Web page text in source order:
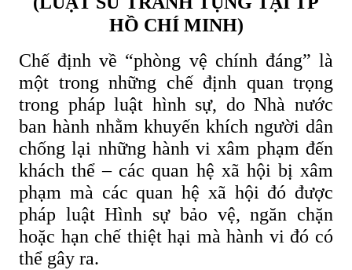
HỒ CHÍ MINH)
Chế định về “phòng vệ chính đáng” là
một trong những chế định quan trọng
trong pháp luật hình sự, do Nhà nước
ban hành nhằm khuyến khích người dân
chống lại những hành vi xâm phạm đến
khách thể – các quan hệ xã hội bị xâm
phạm mà các quan hệ xã hội đó được
pháp luật Hình sự bảo vệ, ngăn chặn
hoặc hạn chế thiệt hại mà hành vi đó có
thể gây ra.